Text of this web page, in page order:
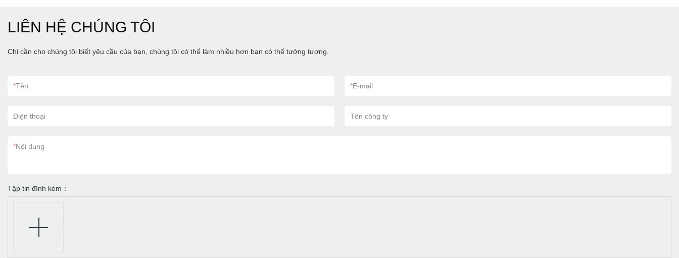
LIÊN HỆ CHÚNG TÔI
Chỉ cần cho chúng tôi biết yêu cầu của bạn, chúng tôi có thể làm nhiều hơn bạn có thể tưởng tượng.
*Tên *E-mail
Điện thoại Tên công ty
*Nội dung
Tập tin đính kèm：